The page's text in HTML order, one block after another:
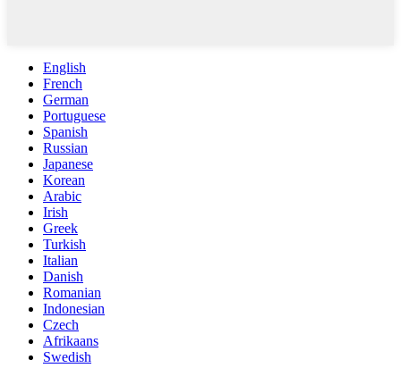
English
French
German
Portuguese
Spanish
Russian
Japanese
Korean
Arabic
Irish
Greek
Turkish
Italian
Danish
Romanian
Indonesian
Czech
Afrikaans
Swedish